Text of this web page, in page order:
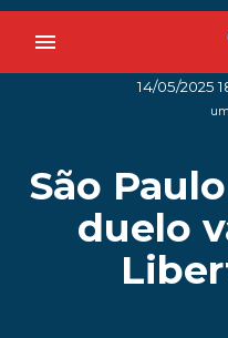
menu
14/05/2025
São
duelo